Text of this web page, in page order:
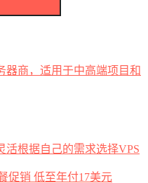
器商，适用于中高端项目和
活根据自己的需求选择VPS